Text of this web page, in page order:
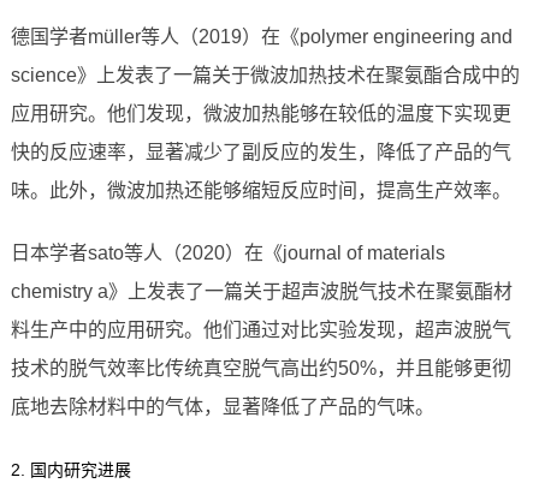
德国学者müller等人（2019）在《polymer engineering and
science》上发表了一篇关于微波加热技术在聚氨酯合成中的
应用研究。他们发现，微波加热能够在较低的温度下实现更
快的反应速率，显著减少了副反应的发生，降低了产品的气
味。此外，微波加热还能够缩短反应时间，提高生产效率。
日本学者sato等人（2020）在《journal of materials
chemistry a》上发表了一篇关于超声波脱气技术在聚氨酯材
料生产中的应用研究。他们通过对比实验发现，超声波脱气
技术的脱气效率比传统真空脱气高出约50%，并且能够更彻
底地去除材料中的气体，显著降低了产品的气味。
2. 国内研究进展